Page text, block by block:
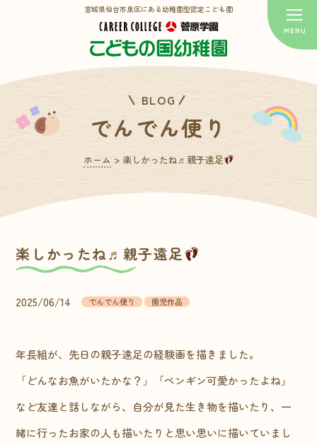
宮城県仙台市泉区にある幼稚園型認定こども園
BLOG
でんでん便り
ホーム > 楽しかったね♬親子遠足
楽しかったね♬親子遠足
2025/06/14 でんでん便り 園児作品
年長組が、先日の親子遠足の経験画を描きました。
「どんなお魚がいたかな？」「ペンギン可愛かったよね」
など友達と話しながら、自分が見た生き物を描いたり、一
緒に行ったお家の人も描いたりと思い思いに描いていまし